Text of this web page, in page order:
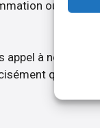
ou
appel à notre
quand le